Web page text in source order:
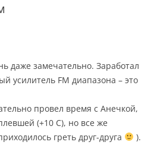
даже замечательно. Заработал
усилитель FM диапазона – это
провел время с Анечкой,
(+10 C), но все же
греть друг-друга
).